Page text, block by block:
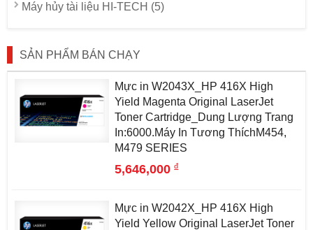
Máy hủy tài liệu HI-TECH (5)
SẢN PHẨM BÁN CHẠY
Mực in W2043X_HP 416X High
Yield Magenta Original LaserJet
Toner Cartridge_Dung Lượng Trang
In:6000.Máy In Tương ThíchM454,
M479 SERIES
5,646,000đ
Mực in W2042X_HP 416X High
Yield Yellow Original LaserJet Toner